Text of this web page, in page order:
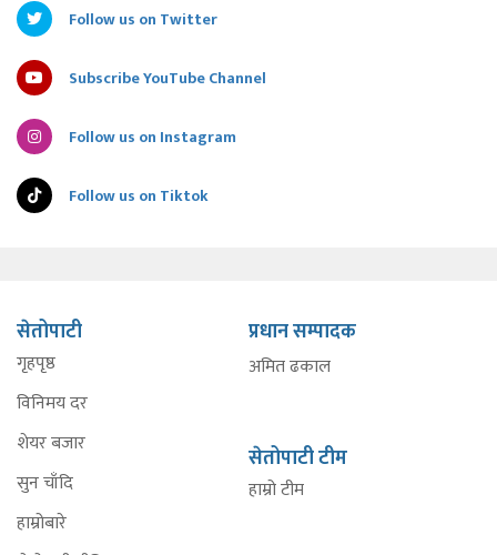
Follow us on Twitter
Subscribe YouTube Channel
Follow us on Instagram
Follow us on Tiktok
सेतोपाटी
गृहपृष्ठ
विनिमय दर
शेयर बजार
सुन चाँदि
हाम्रोबारे
प्रधान सम्पादक
अमित ढकाल
सेतोपाटी टीम
हाम्रो टीम